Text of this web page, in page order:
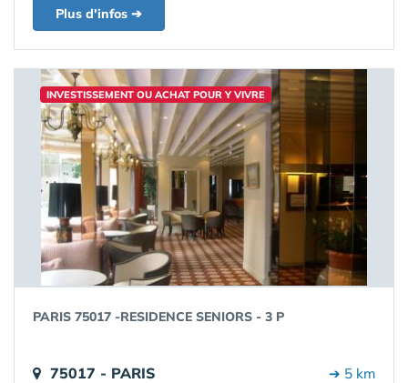
Plus d'infos ➔
INVESTISSEMENT OU ACHAT POUR Y VIVRE
PARIS 75017 -RESIDENCE SENIORS - 3 P
75017 - PARIS ➔ 5 km